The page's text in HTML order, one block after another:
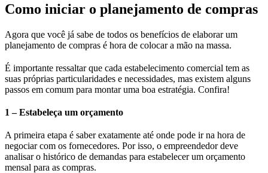
Como iniciar o planejamento de compras
Agora que você já sabe de todos os benefícios de elaborar um
planejamento de compras é hora de colocar a mão na massa.
É importante ressaltar que cada estabelecimento comercial tem as
suas próprias particularidades e necessidades, mas existem alguns
passos em comum para montar uma boa estratégia. Confira!
1 – Estabeleça um orçamento
A primeira etapa é saber exatamente até onde pode ir na hora de
negociar com os fornecedores. Por isso, o empreendedor deve
analisar o histórico de demandas para estabelecer um orçamento
mensal para as compras.